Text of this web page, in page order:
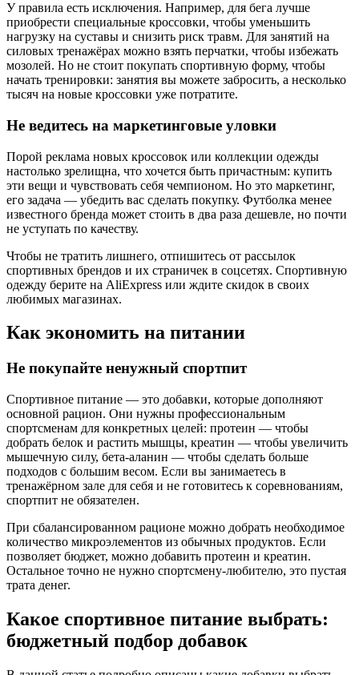
У правила есть исключения. Например, для бега лучше
приобрести специальные кроссовки, чтобы уменьшить
нагрузку на суставы и снизить риск травм. Для занятий на
силовых тренажёрах можно взять перчатки, чтобы избежать
мозолей. Но не стоит покупать спортивную форму, чтобы
начать тренировки: занятия вы можете забросить, а несколько
тысяч на новые кроссовки уже потратите.
Не ведитесь на маркетинговые уловки
Порой реклама новых кроссовок или коллекции одежды
настолько зрелищна, что хочется быть причастным: купить
эти вещи и чувствовать себя чемпионом. Но это маркетинг,
его задача — убедить вас сделать покупку. Футболка менее
известного бренда может стоить в два раза дешевле, но почти
не уступать по качеству.
Чтобы не тратить лишнего, отпишитесь от рассылок
спортивных брендов и их страничек в соцсетях. Спортивную
одежду берите на AliExpress или ждите скидок в своих
любимых магазинах.
Как экономить на питании
Не покупайте ненужный спортпит
Спортивное питание — это добавки, которые дополняют
основной рацион. Они нужны профессиональным
спортсменам для конкретных целей: протеин — чтобы
добрать белок и растить мышцы, креатин — чтобы увеличить
мышечную силу, бета-аланин — чтобы сделать больше
подходов с большим весом. Если вы занимаетесь в
тренажёрном зале для себя и не готовитесь к соревнованиям,
спортпит не обязателен.
При сбалансированном рационе можно добрать необходимое
количество микроэлементов из обычных продуктов. Если
позволяет бюджет, можно добавить протеин и креатин.
Остальное точно не нужно спортсмену-любителю, это пустая
трата денег.
Какое спортивное питание выбрать:
бюджетный подбор добавок